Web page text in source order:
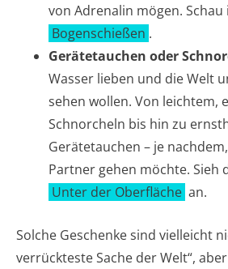
von Adrenalin mögen.
Bogenschießen .
Gerätetauchen oder
Wasser lieben und die Welt
sehen wollen. Von leichtem,
Schnorcheln bis hin zu
Gerätetauchen – je
Partner gehen möchte. Sieh
Unter der Oberfläche an.
Solche Geschenke sind vielleicht
verrückteste Sache der Welt“,